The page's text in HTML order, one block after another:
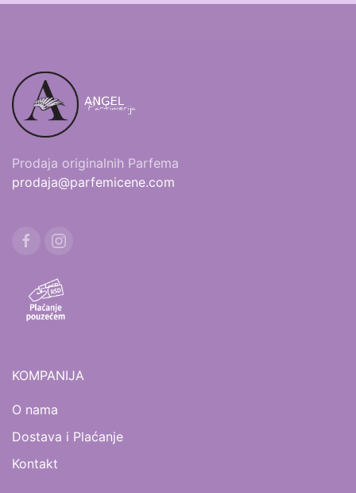
Prodaja originalnih Parfema
prodaja@parfemicene.com
KOMPANIJA
O nama
Dostava i Plaćanje
Kontakt